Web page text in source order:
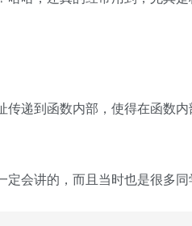
递到函数内部，使得在函数
会讲的，而且当时也是很多同